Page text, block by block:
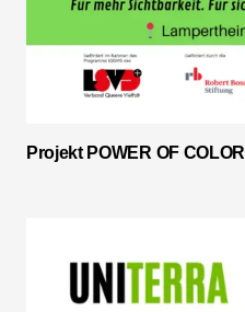
Projekt POWER OF COLOR